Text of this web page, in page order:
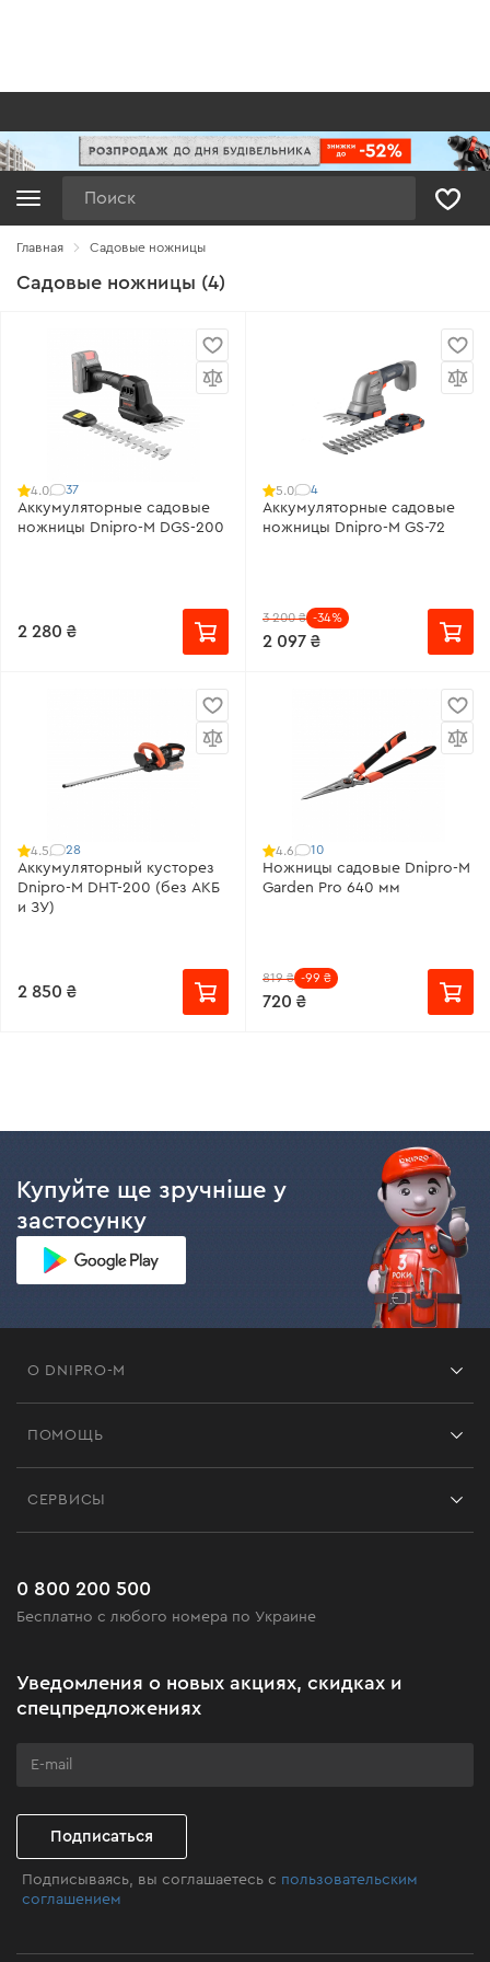
Главная Садовые ножницы
Садовые ножницы (4)
4.0 37
Аккумуляторные садовые
ножницы Dnipro-M DGS-200
2 280 ₴
5.0 4
Аккумуляторные садовые
ножницы Dnipro-M GS-72
3 200 ₴ -34%
2 097 ₴
4.5 28
Аккумуляторный кусторез
Dnipro-M DHT-200 (без АКБ
и ЗУ)
2 850 ₴
4.6 10
Ножницы садовые Dnipro-M
Garden Pro 640 мм
819 ₴ -99 ₴
720 ₴
Купуйте ще зручніше у
застосунку
О DNIPRO-M
Черная пятница
Клуб мастерства
ПОМОЩЬ
Часто задаваемые вопросы
СЕРВИСЫ
0 800 200 500
Бесплатно с любого номера по Украине
Уведомления о новых акциях, скидках и
спецпредложениях
Подписаться
Подписываясь, вы соглашаетесь с пользовательским
соглашением